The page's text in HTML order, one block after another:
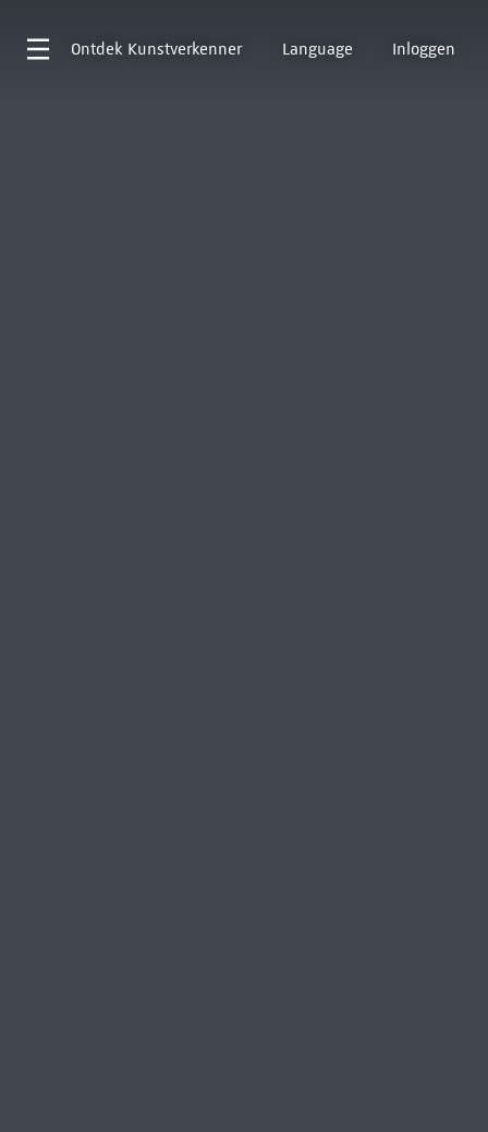
Ontdek Kunstverkenner Language Inloggen